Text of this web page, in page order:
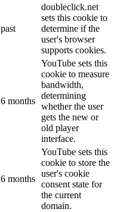
past
doubleclick.net
sets this cookie to
determine if the
user's browser
supports cookies.
6 months
YouTube sets this
cookie to measure
bandwidth,
determining
whether the user
gets the new or
old player
interface.
6 months
YouTube sets this
cookie to store the
user's cookie
consent state for
the current
domain.